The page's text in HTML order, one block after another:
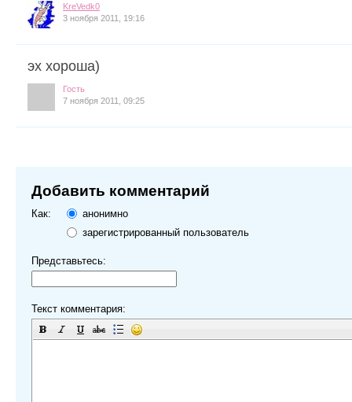
KreVedk0
3 ноября 2011, 19:16
эх хороша)
Гость
7 ноября 2011, 09:25
Добавить комментарий
Как:
анонимно
зарегистрированный пользователь
Представьтесь:
Текст комментария: